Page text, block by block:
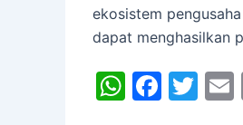
ekosistem
dapat menghasilkan
W F
T